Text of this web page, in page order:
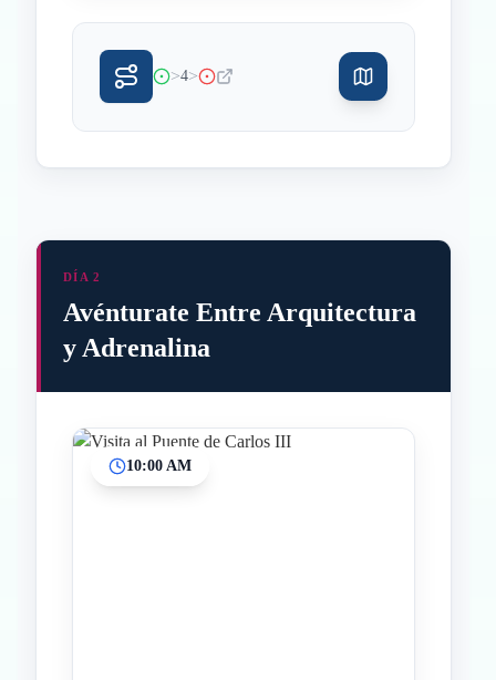
>4>
DÍA 2
Avénturate Entre Arquitectura
y Adrenalina
10:00 AM